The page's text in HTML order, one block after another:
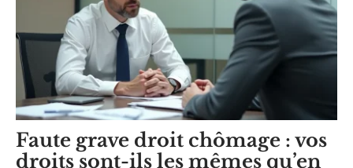
Faute grave droit chômage : vos
droits sont-ils les mêmes qu’en